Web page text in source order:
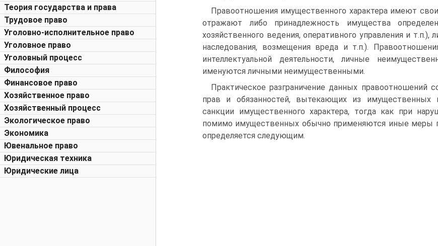
Теория государства и права
Трудовое право
Уголовно-исполнительное право
Уголовное право
Уголовный процесс
Философия
Финансовое право
Хозяйственное право
Хозяйственный процесс
Экологическое право
Экономика
Ювенальное право
Юридическая техника
Юридические лица
Правоотношения имущественного характера имеют
отражают либо принадлежность имущества
хозяйственного ведения, оперативного управления и
наследования, возмещения вреда и т.п.).
интеллектуальной деятельности, личные
именуются личными неимущественными.
Практическое разграничение данных правоотношений
прав и обязанностей, вытекающих из имущественных
санкции имущественного характера, тогда как при
помимо имущественных обычно применяются иные меры
определяется следующим.